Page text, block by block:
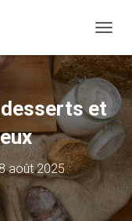
et
août 2025